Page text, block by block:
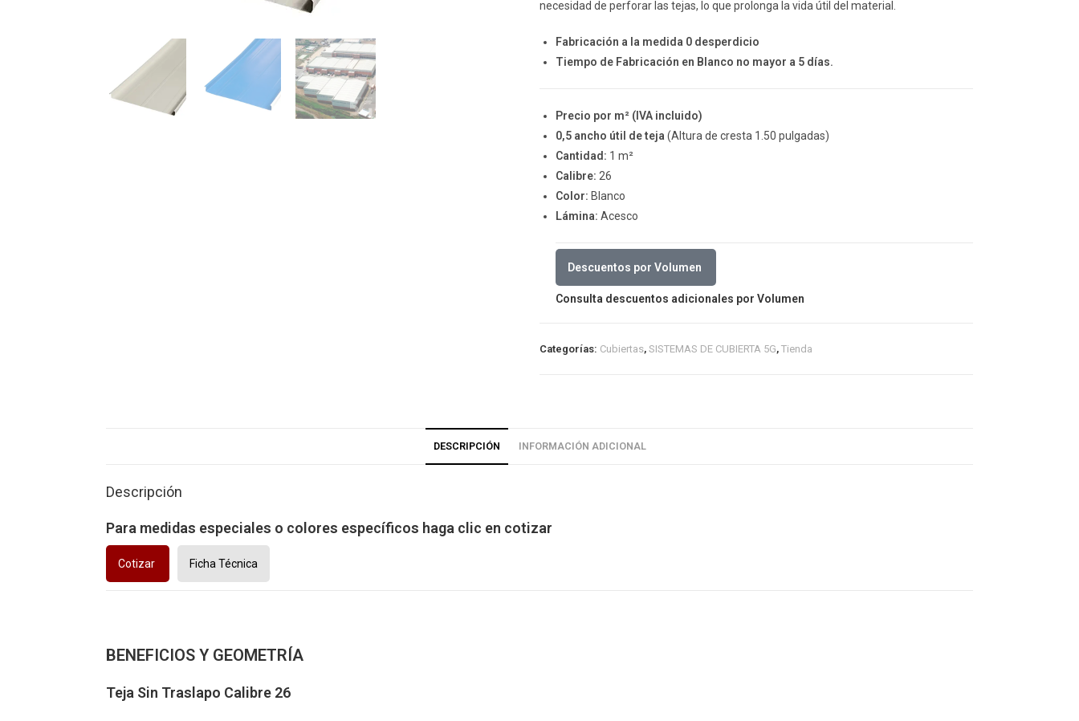
necesidad de perforar las tejas, lo que prolonga la vida útil del material.
Fabricación a la medida 0 desperdicio
Tiempo de Fabricación en Blanco no mayor a 5 días.
Precio por m² (IVA incluido)
0,5 ancho útil de teja (Altura de cresta 1.50 pulgadas)
Cantidad: 1 m²
Calibre: 26
Color: Blanco
Lámina: Acesco
Descuentos por Volumen
Consulta descuentos adicionales por Volumen
Categorías: Cubiertas, SISTEMAS DE CUBIERTA 5G, Tienda
DESCRIPCIÓN INFORMACIÓN ADICIONAL
Descripción
Para medidas especiales o colores específicos haga clic en cotizar
Cotizar Ficha Técnica
BENEFICIOS Y GEOMETRÍA
Teja Sin Traslapo Calibre 26